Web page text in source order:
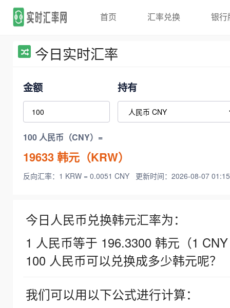
首页 汇率兑换 银行
今日实时汇率
金额 持有
100 人民币（CNY）=
19633韩元（KRW）
反向汇率：1 KRW = 0.0051 CNY 更新时间：2026-08-07
今日人民币兑换韩元汇率为：
1 人民币等于 196.3300 韩元（1
100 人民币可以兑换成多少韩元呢？
我们可以用以下公式进行计算：